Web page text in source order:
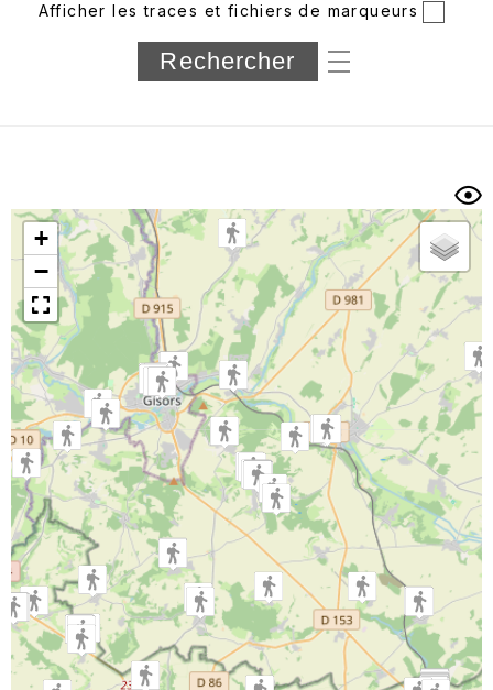
Département
Longueur min/max
Trier par
Horodatage Photos
Afficher les traces et fichiers de marqueurs
+
−